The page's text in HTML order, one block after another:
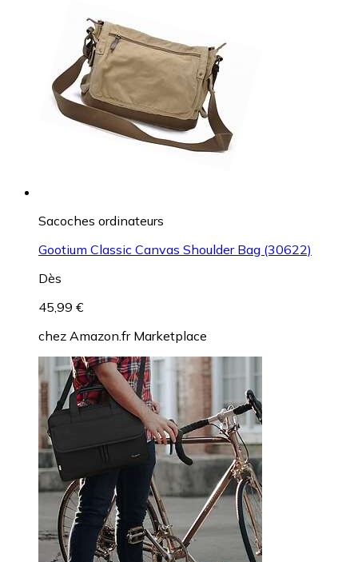
Sacoches ordinateurs
Gootium Classic Canvas Shoulder Bag (30622)
Dès
45,99 €
chez Amazon.fr Marketplace